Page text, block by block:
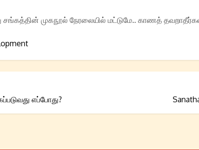
சங்கத்தின் முகநூல் நேரலையில் மட்டுமே.. காணத்
எப்போது?